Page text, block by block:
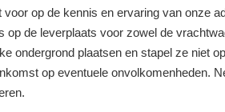
op de kennis en ervaring van onze
op de leverplaats voor zowel de
ondergrond plaatsen en stapel ze niet
op eventuele onvolkomenheden.